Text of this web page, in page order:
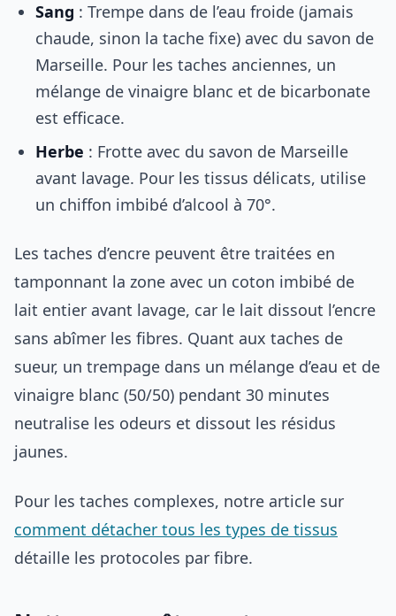
Sang : Trempe dans de l’eau froide (jamais
chaude, sinon la tache fixe) avec du savon de
Marseille. Pour les taches anciennes, un
mélange de vinaigre blanc et de bicarbonate
est efficace.
Herbe : Frotte avec du savon de Marseille
avant lavage. Pour les tissus délicats, utilise
un chiffon imbibé d’alcool à 70°.
Les taches d’encre peuvent être traitées en
tamponnant la zone avec un coton imbibé de
lait entier avant lavage, car le lait dissout l’encre
sans abîmer les fibres. Quant aux taches de
sueur, un trempage dans un mélange d’eau et de
vinaigre blanc (50/50) pendant 30 minutes
neutralise les odeurs et dissout les résidus
jaunes.
Pour les taches complexes, notre article sur
comment détacher tous les types de tissus
détaille les protocoles par fibre.